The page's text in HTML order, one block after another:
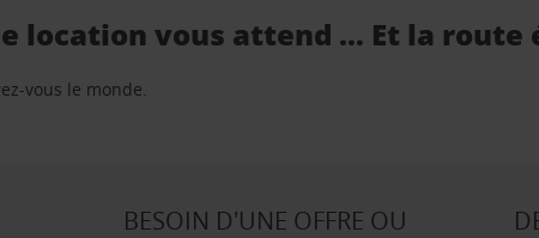
location vous attend … Et la route
vous le monde.
BESOIN D'UNE OFFRE OU